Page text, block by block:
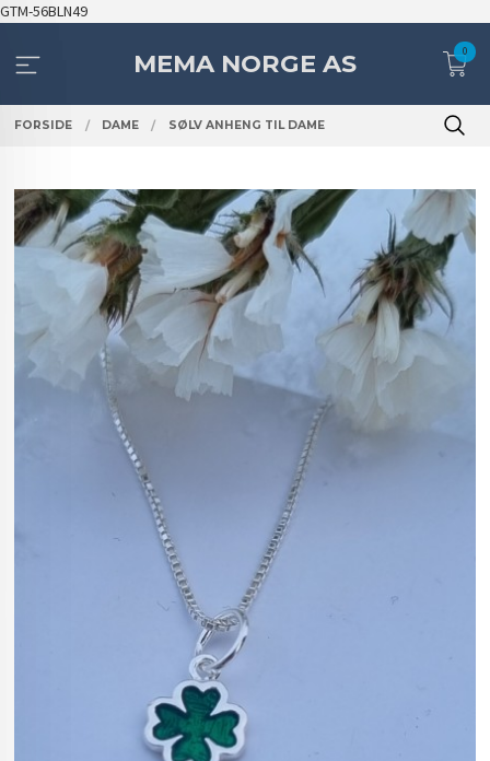
GTM-56BLN49Gå
innholdetMEMA NORGE AS 0
FORSIDE DAME SØLV ANHENG TIL DAME